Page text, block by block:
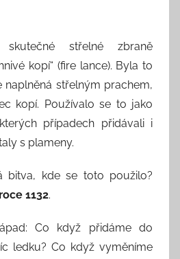
skutečné střelné zbraně
kopí“ (fire lance). Byla to
střelným prachem,
kopí. Používalo se to jako
případech přidávali i
s plameny.
bitva, kde se toto použilo?
1132.
Co když přidáme do
ledku? Co když vyměníme